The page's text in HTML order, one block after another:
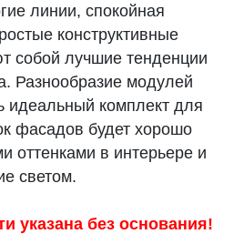
линии, спокойная
конструктивные
собой лучшие тенденции
Разнообразие модулей
идеальный комплект для
фасадов будет хорошо
оттенками в интерьере и
светом.
указана без основания!